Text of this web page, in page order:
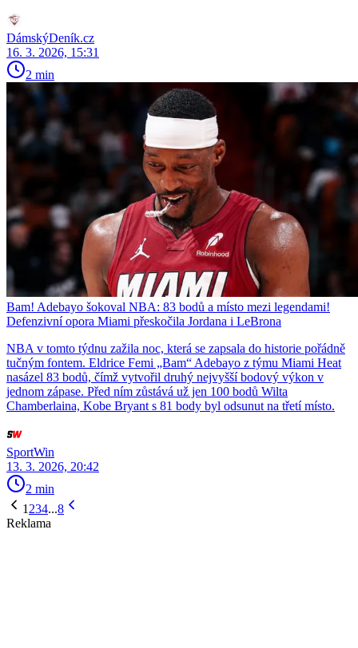
DámskýDeník.cz
16. 3. 2026, 15:31
2 min
Bam! Adebayo šokoval NBA: 83 bodů a místo mezi legendami!
Defenzivní opora Miami přeskočila Jordana i LeBrona
NBA v tomto týdnu zažila noc, která se zapsala do historie pořádně
tučným fontem. Eldrice Femi „Bam“ Adebayo z týmu Miami Heat
nasázel 83 bodů, čímž vytvořil druhý nejvyšší bodový výkon v
jednom zápase. Před ním zůstává už jen 100 bodů Wilta
Chamberlaina, Kobe Bryant s 81 body byl odsunut na třetí místo.
SportWin
13. 3. 2026, 20:42
2 min
1 234...8
Reklama